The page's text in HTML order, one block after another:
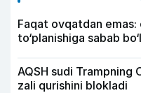
Faqat ovqatdan emas:
to‘planishiga sabab
AQSH sudi
zali qurishini blokladi